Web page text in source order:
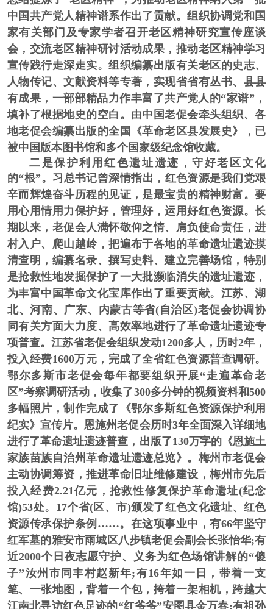
中国共产党人精神谱系作出了贡献。组织协调党和国
家有关部门及专家学者召开老区精神研究宣传座谈
会，交流老区精神研讨活动成果，推动老区精神学习
宣传践行走深走实。组织编纂出版有关老区的史志、
人物传记、文献资料等专著，实现省省有丛书、县县
有成果，一部部精品力作丰富了共产党人的“家谱”，
填补了根据地史的空白。由中国老促会牵头组织、各
地老促会编纂出版的全国《革命老区县发展史》，已
被中国版本图书馆和多个国家级纪念馆收藏。
二是保护利用红色遗址遗迹，守好老区文化
的“根”。 习总书记曾深情指出，红色资源是我们党艰
辛而辉煌奋斗历程的见证，是最宝贵的精神财富。要
用心用情用力保护好，管理好，运用好红色资源。长
期以来，老促会人满怀敬仰之情、肩负使命责任，进
村入户、爬山越岭，把遍布于各地的革命遗址遗迹摸
清查明，编纂名录、撰写史料、建立完善场馆，特别
是抢救性地发掘保护了一大批濒临消失的遗址遗迹，
为丰富中国革命文化宝库作出了重要贡献。江苏、湖
北、河南、广东、内蒙古等省(自治区)老促会协调协
同有关方面大力度、高效率地进行了革命遗址遗迹专
项普查。江苏省老促会组织发动1200多人，历时2年，
投入经费1600万元，完成了全省红色资源普查调研。
鄂尔多斯市老促会每年都要组织开展“走遍革命老
区”考察调研活动，收集了300多分钟的视频资料和500
多幅照片，制作完成了《鄂尔多斯红色资源保护利用
纪实》宣传片。恩施州老促会历时3年全面深入详细地
进行了革命遗址遗迹普查，出版了130万字的《恩施土
家族苗族自治州革命遗址遗迹总览》。梅州市老促会
主动协调筹资，推进革命旧址维修建设，梅州市先后
投入经费2.21亿元，抢救性修复保护革命遗址(纪念
馆)53处。17个省(区、市)颁发了红色文化遗址、红色
资源传承保护条例……。在这项事业中，有66年坚守
红军墓的雅安市雨城区八步镇老促会副会长张怡华;有
近2000个日夜志愿守护、义务为红色场馆讲解的“傻
子”汝州市同丰村赵新年;有16年如一日，带着一支
笔、一张地图，背着一个包，挎着一架相机，跨越大
江南北寻访红色足迹的“红爷爷”安图县金万春;有祖孙